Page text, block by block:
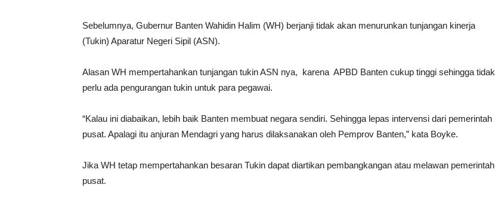
Sebelumnya, Gubernur Banten Wahidin Halim (WH) berjanji tidak akan menurunkan tunjangan kinerja
(Tukin) Aparatur Negeri Sipil (ASN).
Alasan WH mempertahankan tunjangan tukin ASN nya, karena APBD Banten cukup tinggi sehingga tidak
perlu ada pengurangan tukin untuk para pegawai.
“Kalau ini diabaikan, lebih baik Banten membuat negara sendiri. Sehingga lepas intervensi dari pemerintah
pusat. Apalagi itu anjuran Mendagri yang harus dilaksanakan oleh Pemprov Banten,” kata Boyke.
Jika WH tetap mempertahankan besaran Tukin dapat diartikan pembangkangan atau melawan pemerintah
pusat.